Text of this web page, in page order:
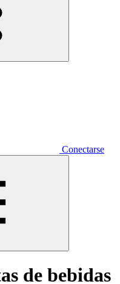
Conectarse
de bebidas